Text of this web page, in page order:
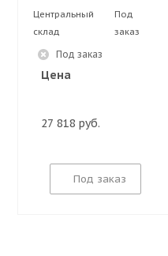
Центральный
склад
Под
заказ
Под заказ
Цена
27 818 руб.
Под заказ